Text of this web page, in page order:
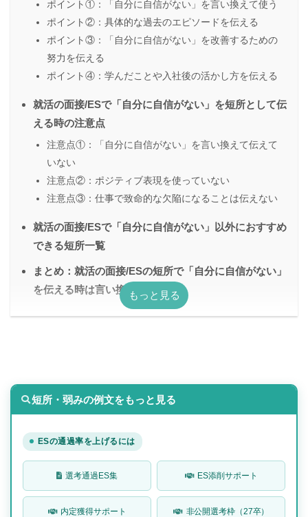
ポイント①：「自分に自信がない」を言い換えて使う
ポイント②：具体的な過去のエピソードを伝える
ポイント③：「自分に自信がない」を改善するための
努力を伝える
ポイント④：学んだことや入社後の活かし方を伝える
就活の面接/ESで「自分に自信がない」を短所として伝
える時の注意点
注意点①：「自分に自信がない」を言い換えて伝えて
いない
注意点②：ポジティブ表現を使っていない
注意点③：仕事で致命的な欠陥になることは伝えない
就活の面接/ESで「自分に自信がない」以外におすすめ
できる短所一覧
まとめ：就活の面接/ESの短所で「自分に自信がない」
を伝える時は言い換えよう
短所・弱みの例文をもっと見る
ESの通過率を上げるには
選考通過ES集 ES添削サポート
内定獲得サポート 非公開選考枠（27卒）